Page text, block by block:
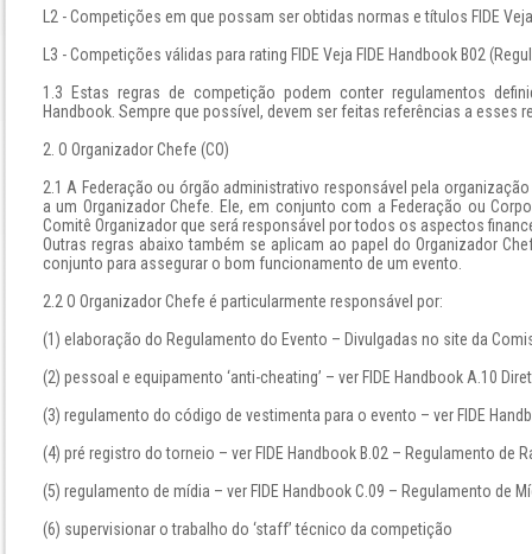
L2 - Competições em que possam ser obtidas normas e títulos FIDE
L3 - Competições válidas para rating FIDE Veja FIDE Handbook B02
1.3 Estas regras de competição podem conter regulamentos
Handbook. Sempre que possível, devem ser feitas referências a esses
2. O Organizador Chefe (CO)
2.1 A Federação ou órgão administrativo responsável pela
a um Organizador Chefe. Ele, em conjunto com a Federação ou
Comitê Organizador que será responsável por todos os aspectos
Outras regras abaixo também se aplicam ao papel do Organizador
conjunto para assegurar o bom funcionamento de um evento.
2.2 O Organizador Chefe é particularmente responsável por:
(1) elaboração do Regulamento do Evento – Divulgadas no site da
(2) pessoal e equipamento ‘anti-cheating’ – ver FIDE Handbook A.10
(3) regulamento do código de vestimenta para o evento – ver FIDE
(4) pré registro do torneio – ver FIDE Handbook B.02 – Regulamento de
(5) regulamento de mídia – ver FIDE Handbook C.09 – Regulamento de
(6) supervisionar o trabalho do ‘staff’ técnico da competição